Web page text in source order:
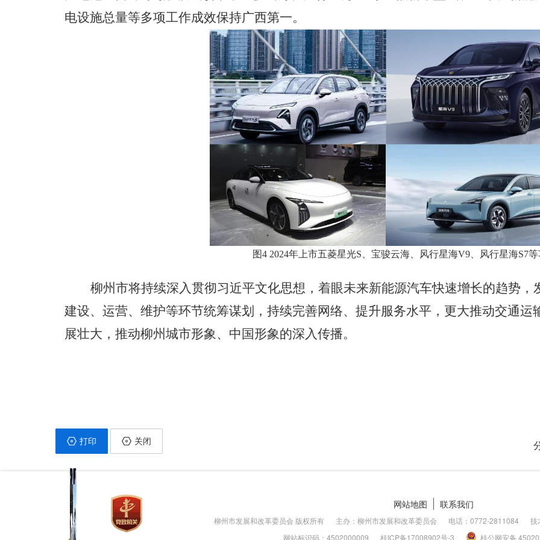
电设施总量等多项工作成效保持广西第一。
图4 2024年上市五菱星光S 、宝骏云海、风行星海V9 、风行星海S7等
柳州市将持续深入贯彻习近平文化思想，着眼未来新能源汽车快速增长的趋势
建设、运营、维护等环节统筹谋划，持续完善网络、提升服务水平，更大推动交通
展壮大，推动柳州城市形象、中国形象的深入传播。
打印 关闭
网站地图 联系我们
柳州市发展和改革委员会 版权所有 主办：柳州市发展和改革委员会 电话：0772-2811084
技
网站标识码：4502000009
桂ICP备17008902号-3 桂公网安备